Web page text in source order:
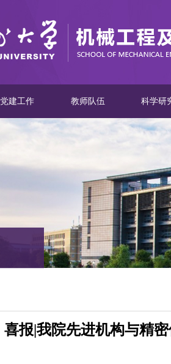
党建工作 教师队伍 科学研
喜报|我院先进机构与精